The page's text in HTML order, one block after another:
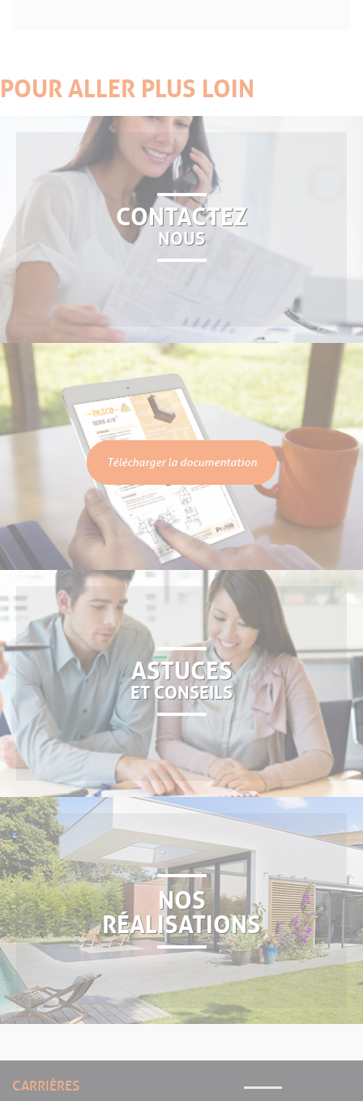
POUR ALLER PLUS LOIN
CONTACTEZ
NOUS
Télécharger la documentation
ASTUCES
ET CONSEILS
NOS
RÉALISATIONS
CARRIÈRES